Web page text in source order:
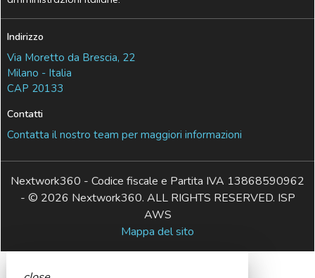
Indirizzo
Via Moretto da Brescia, 22
Milano - Italia
CAP 20133
Contatti
Contatta il nostro team per maggiori informazioni
Nextwork360 - Codice fiscale e Partita IVA 13868590962
- © 2026 Nextwork360. ALL RIGHTS RESERVED. ISP
AWS
Mappa del sito